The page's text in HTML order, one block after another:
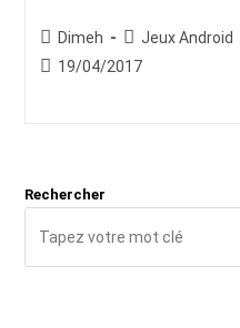
Auteur/autrice
de
Dimeh
Post
category:
Jeux Android
Publication
19/04/2017
Rechercher